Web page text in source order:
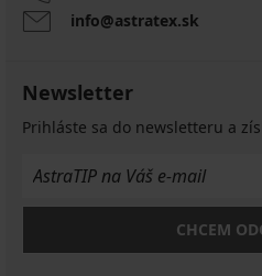
info@astratex.sk
Newsletter
Prihláste sa do newsletteru a
CHCEM